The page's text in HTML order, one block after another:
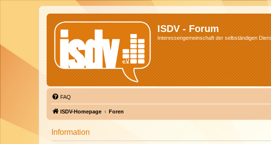
ISDV - Forum
Interessengemeinschaft der selbständigen
FAQ
ISDV-Homepage Foren
Information